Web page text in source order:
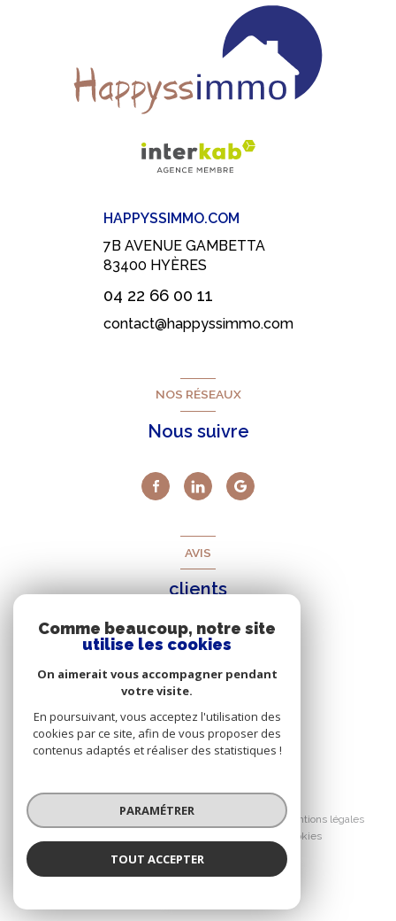
Deborah VACCHINO
HAPPYSSIMMO.COM
7B AVENUE GAMBETTA
83400 HYÈRES
04 22 66 00 11
contact@happyssimmo.com
NOS RÉSEAUX
Nous suivre
AVIS
clients
© 2026 | Tous droits réservés
Mentions légales
Cookies
Comme beaucoup, notre site
utilise les cookies
On aimerait vous accompagner pendant
votre visite.
En poursuivant, vous acceptez l'utilisation des
cookies par ce site, afin de vous proposer des
contenus adaptés et réaliser des statistiques !
PARAMÉTRER
TOUT ACCEPTER